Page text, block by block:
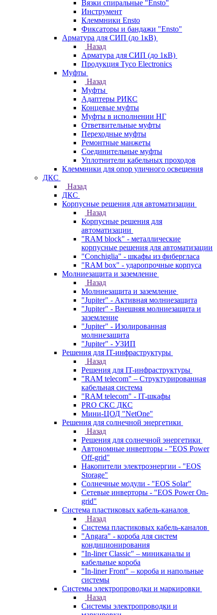
Вязки спиральные "Ensto"
Инструмент
Клеммники Ensto
Фиксаторы и бандажи "Ensto"
Арматура для СИП (до 1кВ)
Назад
Арматура для СИП (до 1кВ)
Продукция Tyco Electronics
Муфты
Назад
Муфты
Адаптеры РИКС
Концевые муфты
Муфты в исполнении НГ
Ответвительные муфты
Переходные муфты
Ремонтные манжеты
Соединительные муфты
Уплотнители кабельных проходов
Клеммники для опор уличного освещения
ДКС
Назад
ДКС
Корпусные решения для автоматизации
Назад
Корпусные решения для
автоматизации
"RAM block" - металлические
корпусные решения для автоматизации
"Conchiglia" - шкафы из фибергласа
"RAM box" - ударопрочные корпуса
Молниезащита и заземление
Назад
Молниезащита и заземление
"Jupiter" - Активная молниезащита
"Jupiter" - Внешняя молниезащита и
заземление
"Jupiter" - Изолированная
молниезащита
"Jupiter" - УЗИП
Решения для IT-инфраструктуры
Назад
Решения для IT-инфраструктуры
"RAM telecom" – Структурированная
кабельная система
"RAM telecom" - IT-шкафы
PRO СКС ДКС
Мини-ЦОД "NetOne"
Решения для солнечной энергетики
Назад
Решения для солнечной энергетики
Автономные инверторы - "EOS Power
Off-grid"
Накопители электроэнергии - "EOS
Storage"
Солнечные модули - "EOS Solar"
Сетевые инверторы - "EOS Power On-
grid"
Система пластиковых кабель-каналов
Назад
Система пластиковых кабель-каналов
"Angara" - короба для систем
кондиционирования
"In-liner Classic" – миниканалы и
кабельные короба
"In-liner Front" – короба и напольные
системы
Системы электропроводки и маркировки
Назад
Системы электропроводки и